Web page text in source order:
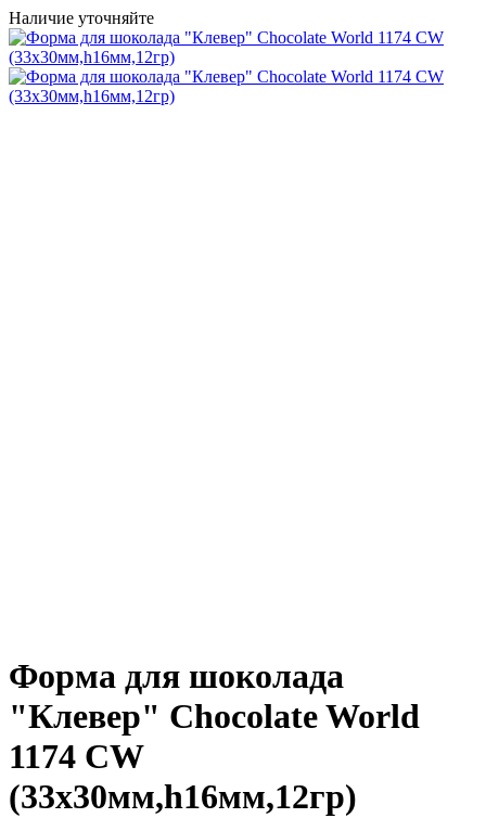
Наличие уточняйте
Форма для шоколада
"Клевер" Chocolate World
1174 CW
(33x30мм,h16мм,12гр)